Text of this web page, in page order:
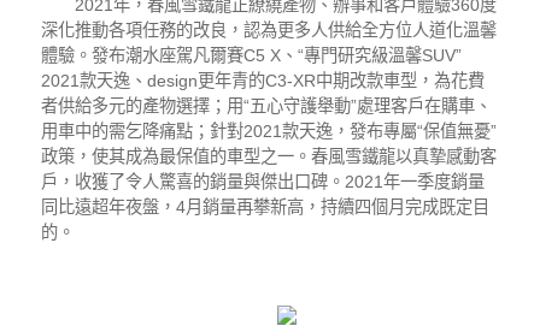
2021年，春風雪鐵龍正繚繞產物、辦事和客戶體驗360度
深化推動各項任務的改良，認為更多人供給全方位人道化溫馨
體驗。發布潮水座駕凡爾賽C5 X、“專門研究級溫馨SUV”
2021款天逸、design更年青的C3-XR中期改款車型，為花費
者供給多元的產物選擇；用“五心守護舉動”處理客戶在購車、
用車中的需乞降痛點；針對2021款天逸，發布專屬“保值無憂”
政策，使其成為最保值的車型之一。春風雪鐵龍以真摯感動客
戶，收獲了令人驚喜的銷量與傑出口碑。2021年一季度銷量
同比遠超年夜盤，4月銷量再攀新高，持續四個月完成既定目
的。